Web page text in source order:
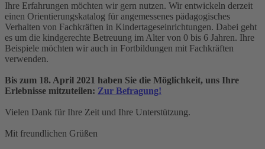
Ihre Erfahrungen möchten wir gern nutzen. Wir entwickeln derzeit
einen Orientierungskatalog für angemessenes pädagogisches
Verhalten von Fachkräften in Kindertageseinrichtungen. Dabei geht
es um die kindgerechte Betreuung im Alter von 0 bis 6 Jahren. Ihre
Beispiele möchten wir auch in Fortbildungen mit Fachkräften
verwenden.
Bis zum 18. April 2021 haben Sie die Möglichkeit, uns Ihre
Erlebnisse mitzuteilen: Zur Befragung!
Vielen Dank für Ihre Zeit und Ihre Unterstützung.
Mit freundlichen Grüßen